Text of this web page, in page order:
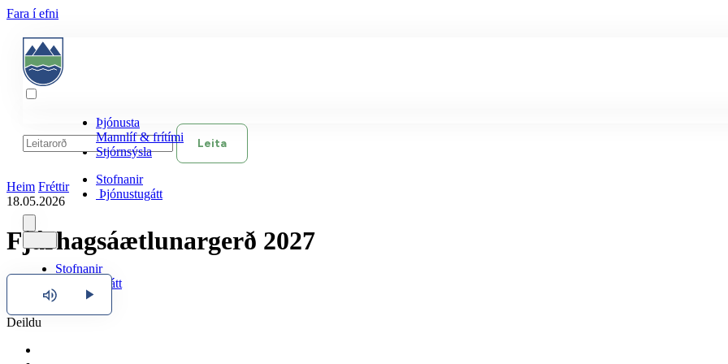
Fara í efni
Þjónusta
Mannlíf & frítími
Stjórnsýsla
Stofnanir
Þjónustugátt
Stofnanir
Þjónustugátt
Leita
Heim Fréttir
18.05.2026
Fjárhagsáætlunargerð 2027
Hlusta
Deildu